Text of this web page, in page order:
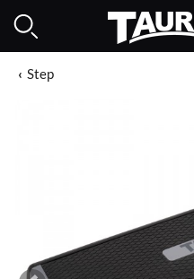
Step